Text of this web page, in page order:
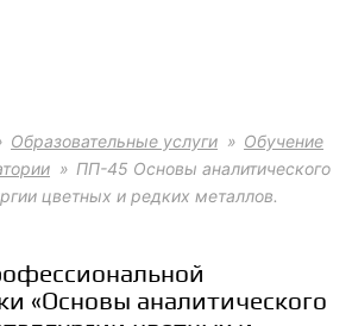
Образовательные услуги
Обучение
ПП-45 Основы аналитического
цветных и редких металлов.
«Основы аналитического